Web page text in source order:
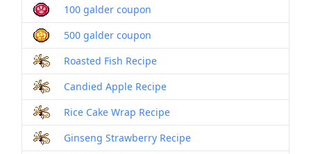
100 galder coupon
500 galder coupon
Roasted Fish Recipe
Candied Apple Recipe
Rice Cake Wrap Recipe
Ginseng Strawberry Recipe